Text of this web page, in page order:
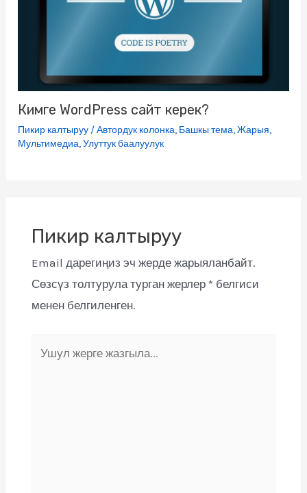
Кимге WordPress сайт керек?
Пикир калтыруу /Автордук колонка, Башкы тема,Жарыя,
Мультимедиа,Улуттук баалуулук
Пикир калтыруу
Email дарегиңиз эч жерде жарыяланбайт.
Сөзсүз толтурула турган жерлер * белгиси
менен белгиленген.